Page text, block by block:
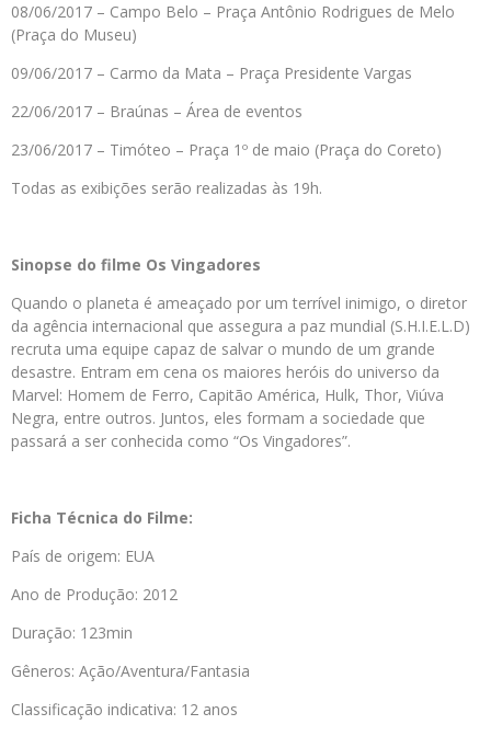
08/06/2017 – Campo Belo – Praça Antônio Rodrigues de Melo
(Praça do Museu)
09/06/2017 – Carmo da Mata – Praça Presidente Vargas
22/06/2017 – Braúnas – Área de eventos
23/06/2017 – Timóteo – Praça 1º de maio (Praça do Coreto)
Todas as exibições serão realizadas às 19h.
Sinopse do filme Os Vingadores
Quando o planeta é ameaçado por um terrível inimigo, o diretor
da agência internacional que assegura a paz mundial (S.H.I.E.L.D)
recruta uma equipe capaz de salvar o mundo de um grande
desastre. Entram em cena os maiores heróis do universo da
Marvel: Homem de Ferro, Capitão América, Hulk, Thor, Viúva
Negra, entre outros. Juntos, eles formam a sociedade que
passará a ser conhecida como “Os Vingadores”.
Ficha Técnica do Filme:
País de origem: EUA
Ano de Produção: 2012
Duração: 123min
Gêneros: Ação/Aventura/Fantasia
Classificação indicativa: 12 anos